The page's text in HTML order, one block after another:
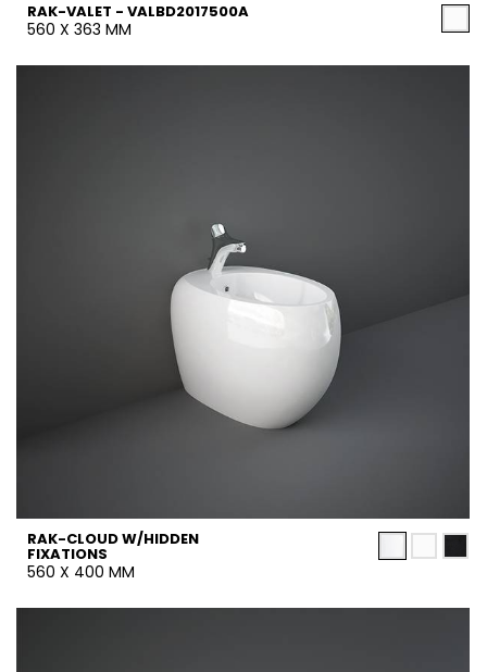
RAK-VALET - VALBD2017500A
560 X 363 MM
RAK-CLOUD W/HIDDEN
FIXATIONS
560 X 400 MM